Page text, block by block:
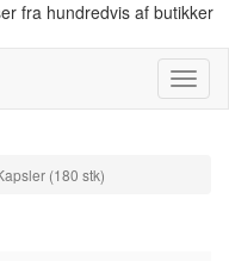
fra hundredvis af butikker
Menu
(180 stk)